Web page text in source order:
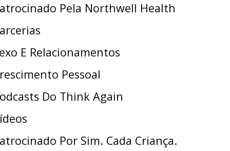
Pela Northwell Health
E Relacionamentos
Pessoal
Do Think Again
Por Sim. Cada Criança.